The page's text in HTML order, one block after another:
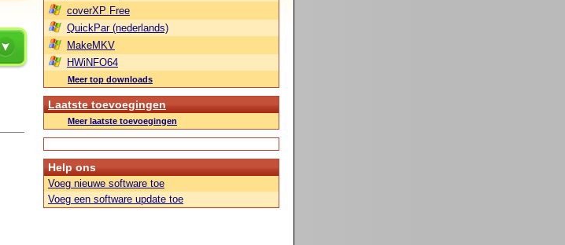
coverXP Free
QuickPar (nederlands)
MakeMKV
HWiNFO64
Meer top downloads
Laatste toevoegingen
Meer laatste toevoegingen
Help ons
Voeg nieuwe software toe
Voeg een software update toe